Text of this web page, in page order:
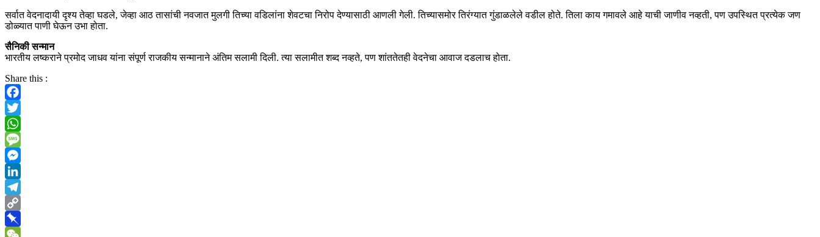
सर्वात वेदनादायी दृश्य तेव्हा घडले, जेव्हा आठ तासांची नवजात मुलगी तिच्या वडिलांना शेवटचा निरोप देण्यासाठी आणली गेली. तिच्यासमोर तिरंग्यात गुंडाळलेले वडील होते. तिला काय गमावले आहे याची जाणीव नव्हती, पण उपस्थित प्रत्येक जण
डोळ्यात पाणी घेऊन उभा होता.
सैनिकी सन्मान
भारतीय लष्कराने प्रमोद जाधव यांना संपूर्ण राजकीय सन्मानाने अंतिम सलामी दिली. त्या सलामीत शब्द नव्हते, पण शांततेतही वेदनेचा आवाज दडलाच होता.
Share this :
Facebook
Twitter
WhatsApp
Message
Messenger
LinkedIn
Telegram
Copy
Link
Pinboard